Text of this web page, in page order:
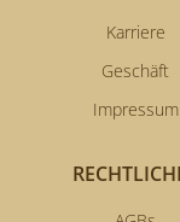
Karriere
Geschäft
Impressum